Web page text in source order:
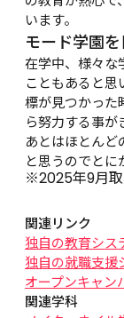
います。
モード学園
在学中、様々な
こともあると思
標が見つかった
ら努力する事が
あとはほとんど
と思うのでとに
※2025年9月取
関連リンク
独自の教育シス
独自の就職支援
オープンキャン
関連学科